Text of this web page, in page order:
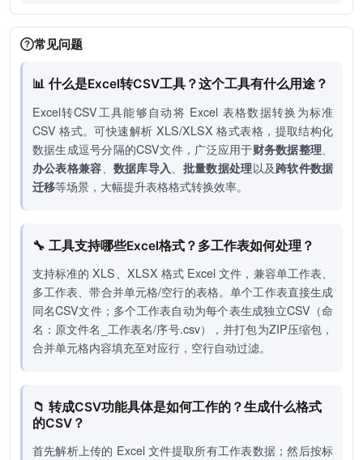
常见问题
📊 什么是Excel转CSV工具？这个工具有什么用途？
Excel转CSV工具能够自动将 Excel 表格数据转换为标准
CSV 格式。可快速解析 XLS/XLSX 格式表格，提取结构化
数据生成逗号分隔的CSV文件，广泛应用于财务数据整理
办公表格兼容
数据库导入 批量数据处理以及跨软件数据
迁移等场景，大幅提升表格格式转换效率。
🔧 工具支持哪些Excel格式？多工作表如何处理？
支持标准的 XLS、XLSX 格式 Excel 文件，兼容单工作表、
多工作表、带合并单元格/空行的表格。单个工作表直接生成
同名CSV文件；多个工作表自动为每个表生成独立CSV（命
名：原文件名_工作表名/序号.csv），并打包为ZIP压缩包，
合并单元格内容填充至对应行，空行自动过滤。
📁 转成CSV功能具体是如何工作的？生成什么格式
的CSV？
首先解析上传的 Excel 文件提取所有工作表数据；然后按标